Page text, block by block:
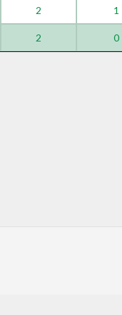
2 1
2 0